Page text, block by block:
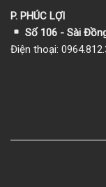
P. PHÚC LỢI
Số 106 - Sài
Điện thoại: